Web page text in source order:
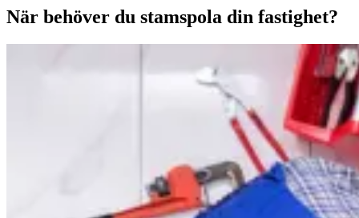
När behöver du stamspola din fastighet?